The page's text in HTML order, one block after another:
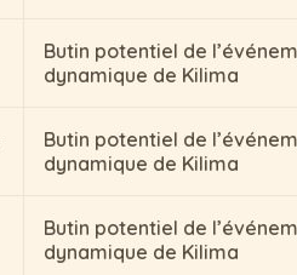
Butin potentiel de
dynamique de Kilima
Butin potentiel de
dynamique de Kilima
Butin potentiel de
dynamique de Kilima